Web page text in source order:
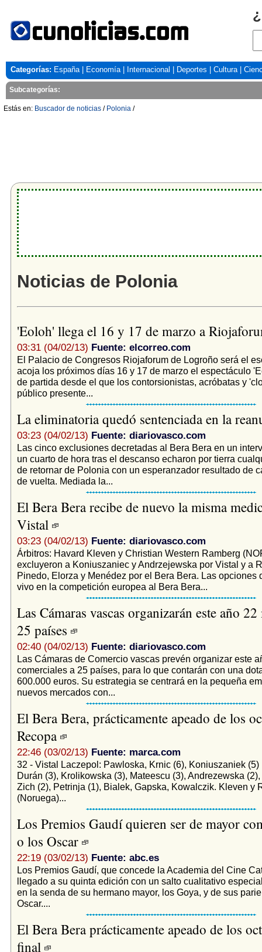
Categorías: España| Economía| Internacional Deportes Cultura|
Subcategorías:
Estás en: Buscador de noticias / Polonia /
Noticias de Polonia
'Eoloh' llega el 16 y 17 de marzo a
03:31 (04/02/13) Fuente: elcorreo.com
El Palacio de Congresos Riojaforum de Logroño será el
acoja los próximos días 16 y 17 de marzo el espectáculo
de partida desde el que los contorsionistas, acróbatas y
público presente...
La eliminatoria quedó sentenciada en la
03:23 (04/02/13) Fuente: diariovasco.com
Las cinco exclusiones decretadas al Bera Bera en un
un cuarto de hora tras el descanso echaron por tierra
de retornar de Polonia con un esperanzador resultado de
de vuelta. Mediada la...
El Bera Bera recibe de nuevo la misma
Vistal
03:23 (04/02/13) Fuente: diariovasco.com
Árbitros: Havard Kleven y Christian Western Ramberg
excluyeron a Koniuszaniec y Andrzejewska por Vistal y a
Pinedo, Elorza y Menédez por el Bera Bera. Las opciones
vivo en la competición europea al Bera Bera...
Las Cámaras vascas organizarán este año
25 países
02:40 (04/02/13) Fuente: diariovasco.com
Las Cámaras de Comercio vascas prevén organizar este
comerciales a 25 países, para lo que contarán con una
600.000 euros. Su estrategia se centrará en la pequeña
nuevos mercados con...
El Bera Bera, prácticamente apeado de los
Recopa
22:46 (03/02/13) Fuente: marca.com
32 - Vistal Laczepol: Pawloska, Krnic (6), Koniuszaniek (5)
Durán (3), Krolikowska (3), Mateescu (3), Andrezewska
Zich (2), Petrinja (1), Bialek, Gapska, Kowalczik. Kleven y
(Noruega)...
Los Premios Gaudí quieren ser de mayor
o los Oscar
22:19 (03/02/13) Fuente: abc.es
Los Premios Gaudí, que concede la Academia del Cine
llegado a su quinta edición con un salto cualitativo
en la senda de su hermano mayor, los Goya, y de sus
Oscar....
El Bera Bera prácticamente apeado de los
final